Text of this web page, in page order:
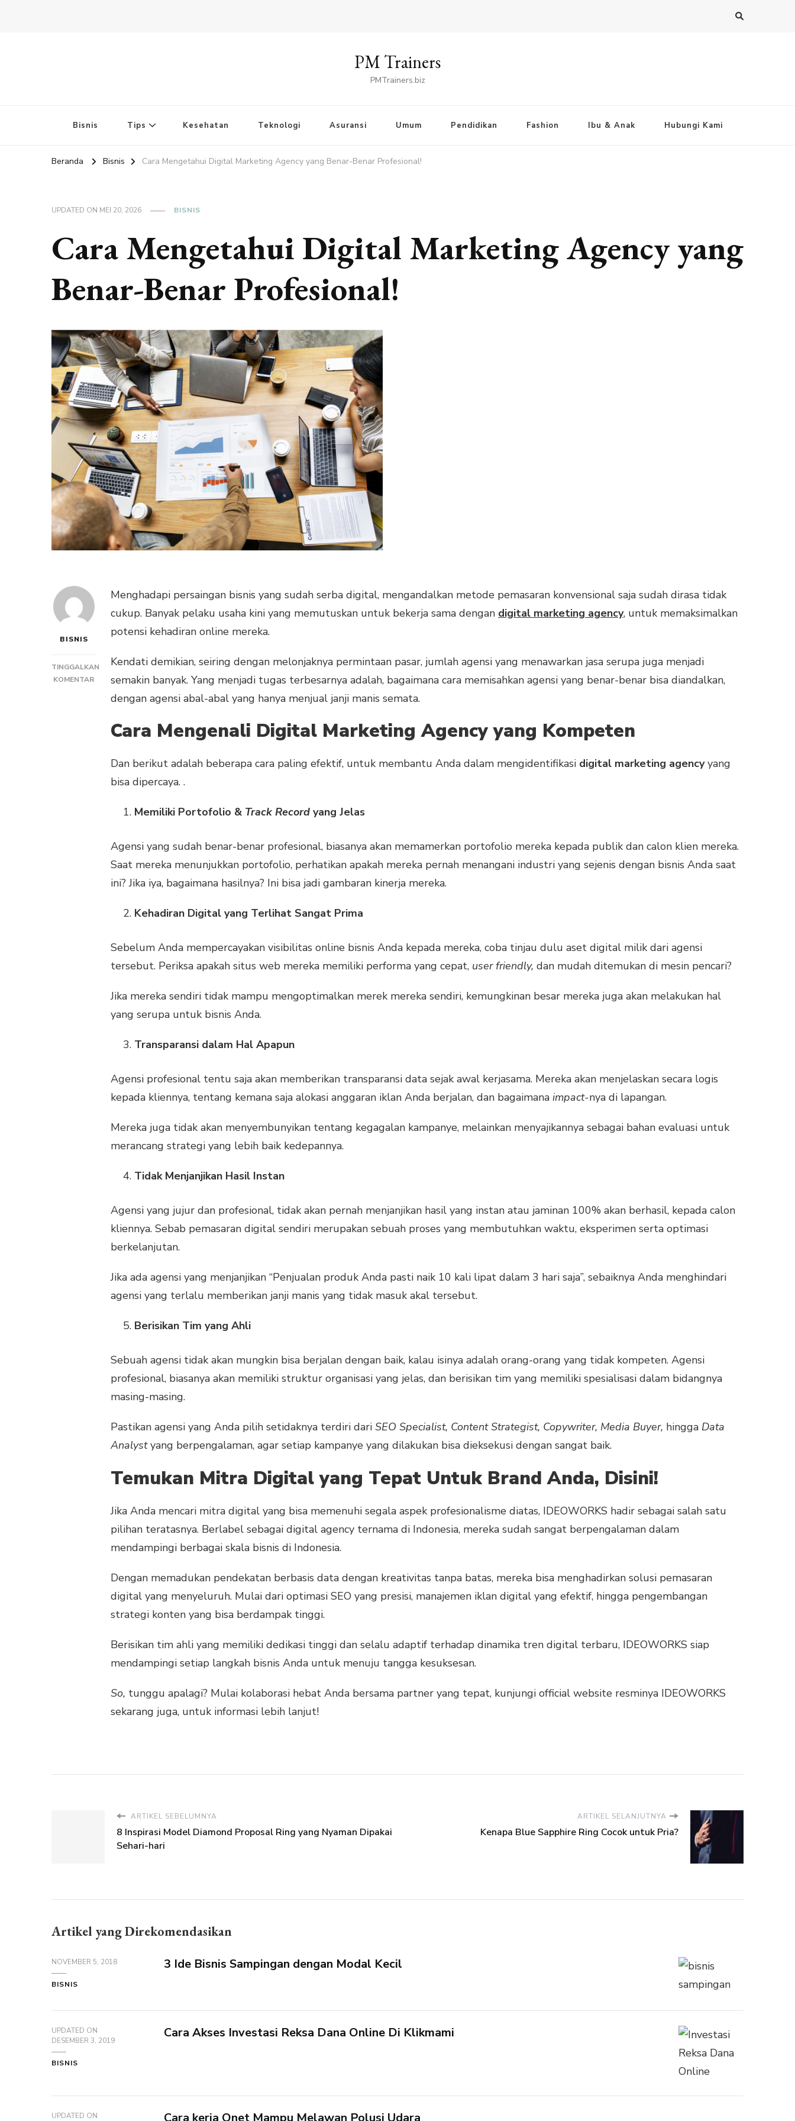
PM Trainers
PMTrainers.biz
Bisnis Tips Kesehatan Teknologi Asuransi Umum Pendidikan Fashion Ibu & Anak Hubungi Kami
Beranda Bisnis Cara Mengetahui Digital Marketing Agency yang Benar-Benar Profesional!
UPDATED ON MEI 20, 2026 BISNIS
Cara Mengetahui Digital Marketing Agency yang
Benar-Benar Profesional!
BISNIS
TINGGALKAN
KOMENTARPADA
MENGETAHUI
MARKETING
BENAR-
BENAR
Menghadapi persaingan bisnis yang sudah serba digital, mengandalkan metode pemasaran konvensional saja sudah dirasa tidak
cukup. Banyak pelaku usaha kini yang memutuskan untuk bekerja sama dengan digital marketing agency, untuk memaksimalkan
potensi kehadiran online mereka.
Kendati demikian, seiring dengan melonjaknya permintaan pasar, jumlah agensi yang menawarkan jasa serupa juga menjadi
semakin banyak. Yang menjadi tugas terbesarnya adalah, bagaimana cara memisahkan agensi yang benar-benar bisa diandalkan,
dengan agensi abal-abal yang hanya menjual janji manis semata.
Cara Mengenali Digital Marketing Agency yang Kompeten
Dan berikut adalah beberapa cara paling efektif, untuk membantu Anda dalam mengidentifikasi digital marketing agencyyang
bisa dipercaya. .
Memiliki Portofolio & Track Record yang Jelas
Agensi yang sudah benar-benar profesional, biasanya akan memamerkan portofolio mereka kepada publik dan calon klien mereka.
Saat mereka menunjukkan portofolio, perhatikan apakah mereka pernah menangani industri yang sejenis dengan bisnis Anda saat
ini? Jika iya, bagaimana hasilnya? Ini bisa jadi gambaran kinerja mereka.
Kehadiran Digital yang Terlihat Sangat Prima
Sebelum Anda mempercayakan visibilitas online bisnis Anda kepada mereka, coba tinjau dulu aset digital milik dari agensi
tersebut. Periksa apakah situs web mereka memiliki performa yang cepat, user friendly, dan mudah ditemukan di mesin pencari?
Jika mereka sendiri tidak mampu mengoptimalkan merek mereka sendiri, kemungkinan besar mereka juga akan melakukan hal
yang serupa untuk bisnis Anda.
Transparansi dalam Hal Apapun
Agensi profesional tentu saja akan memberikan transparansi data sejak awal kerjasama. Mereka akan menjelaskan secara logis
kepada kliennya, tentang kemana saja alokasi anggaran iklan Anda berjalan, dan bagaimana impact-nya di lapangan.
Mereka juga tidak akan menyembunyikan tentang kegagalan kampanye, melainkan menyajikannya sebagai bahan evaluasi untuk
merancang strategi yang lebih baik kedepannya.
Tidak Menjanjikan Hasil Instan
Agensi yang jujur dan profesional, tidak akan pernah menjanjikan hasil yang instan atau jaminan 100% akan berhasil, kepada calon
kliennya. Sebab pemasaran digital sendiri merupakan sebuah proses yang membutuhkan waktu, eksperimen serta optimasi
berkelanjutan.
Jika ada agensi yang menjanjikan “Penjualan produk Anda pasti naik 10 kali lipat dalam 3 hari saja”, sebaiknya Anda menghindari
agensi yang terlalu memberikan janji manis yang tidak masuk akal tersebut.
Berisikan Tim yang Ahli
Sebuah agensi tidak akan mungkin bisa berjalan dengan baik, kalau isinya adalah orang-orang yang tidak kompeten. Agensi
profesional, biasanya akan memiliki struktur organisasi yang jelas, dan berisikan tim yang memiliki spesialisasi dalam bidangnya
masing-masing.
Pastikan agensi yang Anda pilih setidaknya terdiri dari SEO Specialist, Content Strategist, Copywriter, Media Buyer, hingga Data
Analystyang berpengalaman, agar setiap kampanye yang dilakukan bisa dieksekusi dengan sangat baik.
Temukan Mitra Digital yang Tepat Untuk Brand Anda, Disini!
Jika Anda mencari mitra digital yang bisa memenuhi segala aspek profesionalisme diatas, IDEOWORKS hadir sebagai salah satu
pilihan teratasnya. Berlabel sebagai digital agency ternama di Indonesia, mereka sudah sangat berpengalaman dalam
mendampingi berbagai skala bisnis di Indonesia.
Dengan memadukan pendekatan berbasis data dengan kreativitas tanpa batas, mereka bisa menghadirkan solusi pemasaran
digital yang menyeluruh. Mulai dari optimasi SEO yang presisi, manajemen iklan digital yang efektif, hingga pengembangan
strategi konten yang bisa berdampak tinggi.
Berisikan tim ahli yang memiliki dedikasi tinggi dan selalu adaptif terhadap dinamika tren digital terbaru, IDEOWORKS siap
mendampingi setiap langkah bisnis Anda untuk menuju tangga kesuksesan.
So, tunggu apalagi? Mulai kolaborasi hebat Anda bersama partner yang tepat, kunjungi official website resminya IDEOWORKS
sekarang juga, untuk informasi lebih lanjut!
ARTIKEL SEBELUMNYA
8 Inspirasi Model Diamond Proposal Ring yang Nyaman Dipakai
Sehari-hari
ARTIKEL SELANJUTNYA
Kenapa Blue Sapphire Ring Cocok untuk Pria?
Artikel yang Direkomendasikan
NOVEMBER 5, 2018
BISNIS
3 Ide Bisnis Sampingan dengan Modal Kecil
UPDATED ON
DESEMBER 3, 2019
BISNIS
Cara Akses Investasi Reksa Dana Online Di Klikmami
UPDATED ON
Cara kerja Qnet Mampu Melawan Polusi Udara